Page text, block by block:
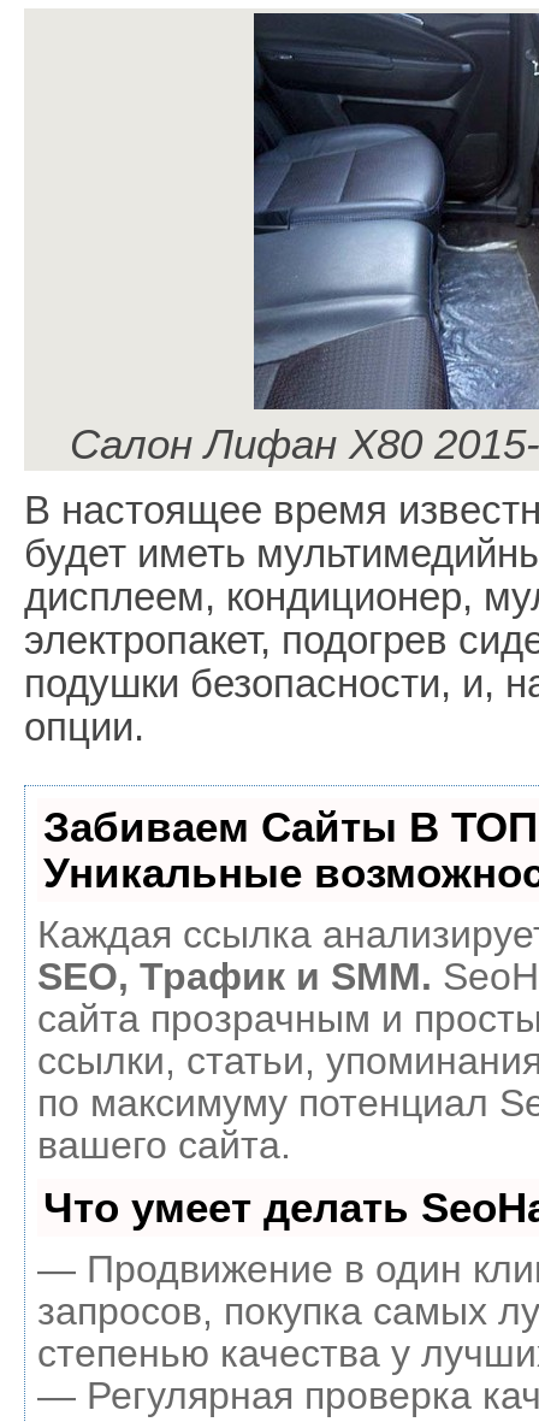
Салон Лифан Х80
В настоящее время
будет иметь
дисплеем, кондиционер,
электропакет, подогрев
подушки безопасности, и,
опции.
Забиваем Сайты В
Уникальные
Каждая ссылка
SEO, Трафик и SMM.
сайта прозрачным и
ссылки, статьи,
по максимуму потенциал
вашего сайта.
Что умеет делать
— Продвижение в один
запросов, покупка самых
степенью качества у
— Регулярная проверка